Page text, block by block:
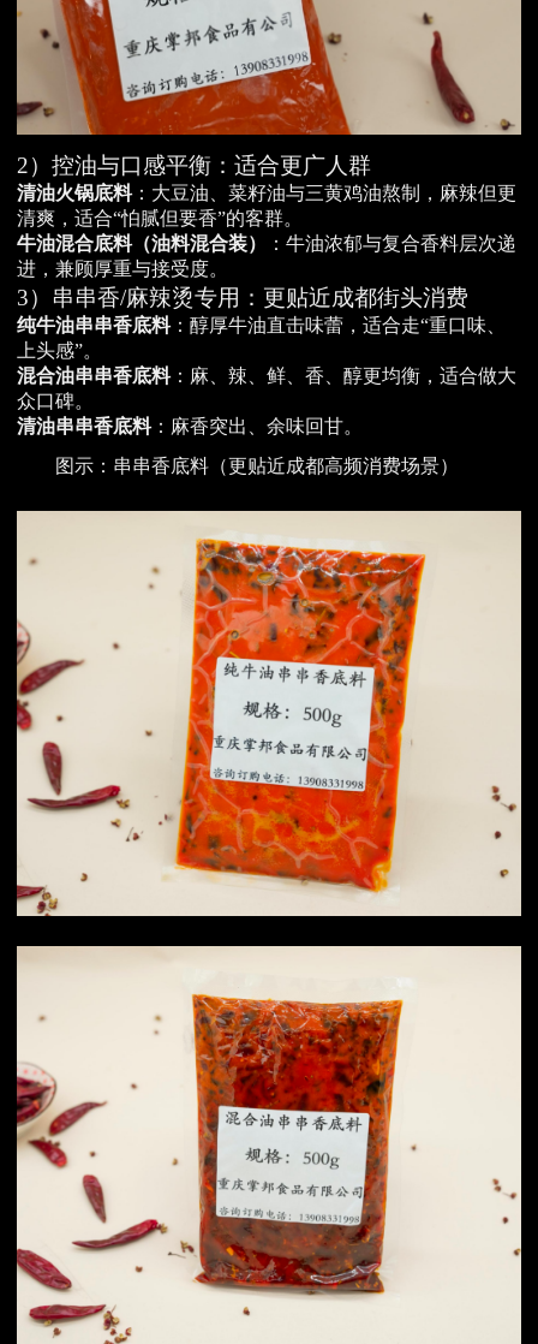
2）控油与口感平衡：适合更广人群
清油火锅底料：大豆油、菜籽油与三黄鸡油熬制，麻辣但更
清爽，适合“怕腻但要香”的客群。
牛油混合底料（油料混合装）
：牛油浓郁与复合香料层次递
进，兼顾厚重与接受度。
3）串串香/麻辣烫专用：更贴近成都街头消费
纯牛油串串香底料：醇厚牛油直击味蕾，适合走“重口味、
上头感”。
混合油串串香底料：麻、辣、鲜、香、醇更均衡，适合做大
众口碑。
清油串串香底料：麻香突出、余味回甘。
图示：串串香底料（更贴近成都高频消费场景）